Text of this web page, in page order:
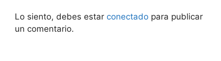
Lo siento, debes estar conectado para publicar
un comentario.